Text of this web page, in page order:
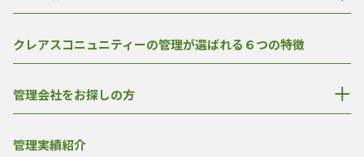
クレアスコニュニティーの管理が選ばれる６つの特徴
管理会社をお探しの方
管理実績紹介